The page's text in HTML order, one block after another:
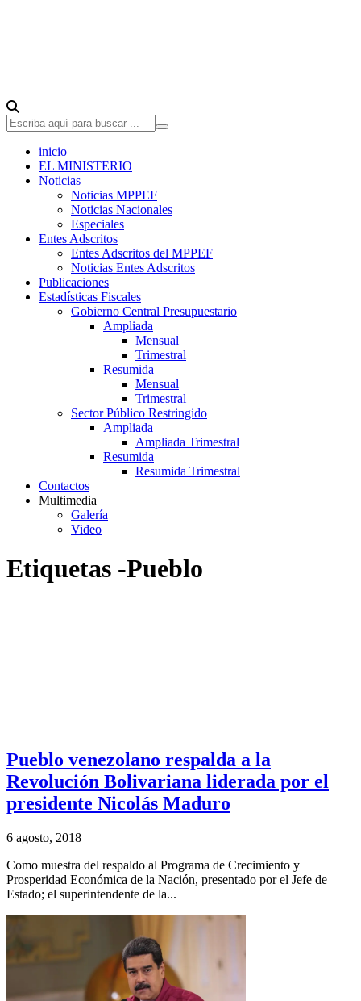
inicio
EL MINISTERIO
Noticias
Noticias MPPEF
Noticias Nacionales
Especiales
Entes Adscritos
Entes Adscritos del MPPEF
Noticias Entes Adscritos
Publicaciones
Estadísticas Fiscales
Gobierno Central Presupuestario
Ampliada
Mensual
Trimestral
Resumida
Mensual
Trimestral
Sector Público Restringido
Ampliada
Ampliada Trimestral
Resumida
Resumida Trimestral
Contactos
Multimedia
Galería
Video
Etiquetas -Pueblo
Pueblo venezolano respalda a la
Revolución Bolivariana liderada por el
presidente Nicolás Maduro
6 agosto, 2018
Como muestra del respaldo al Programa de Crecimiento y
Prosperidad Económica de la Nación, presentado por el Jefe de
Estado; el superintendente de la...